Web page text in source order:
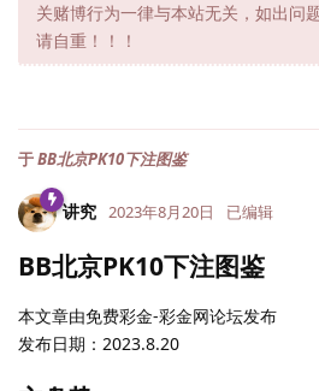
关赌博行为一律与本站无关，如出问
请自重！！！
于BB北京PK10下注图鉴
讲究 2023年8月20日 已编辑
BB北京PK10下注图鉴
本文章由免费彩金-彩金网论坛发布
发布日期：2023.8.20